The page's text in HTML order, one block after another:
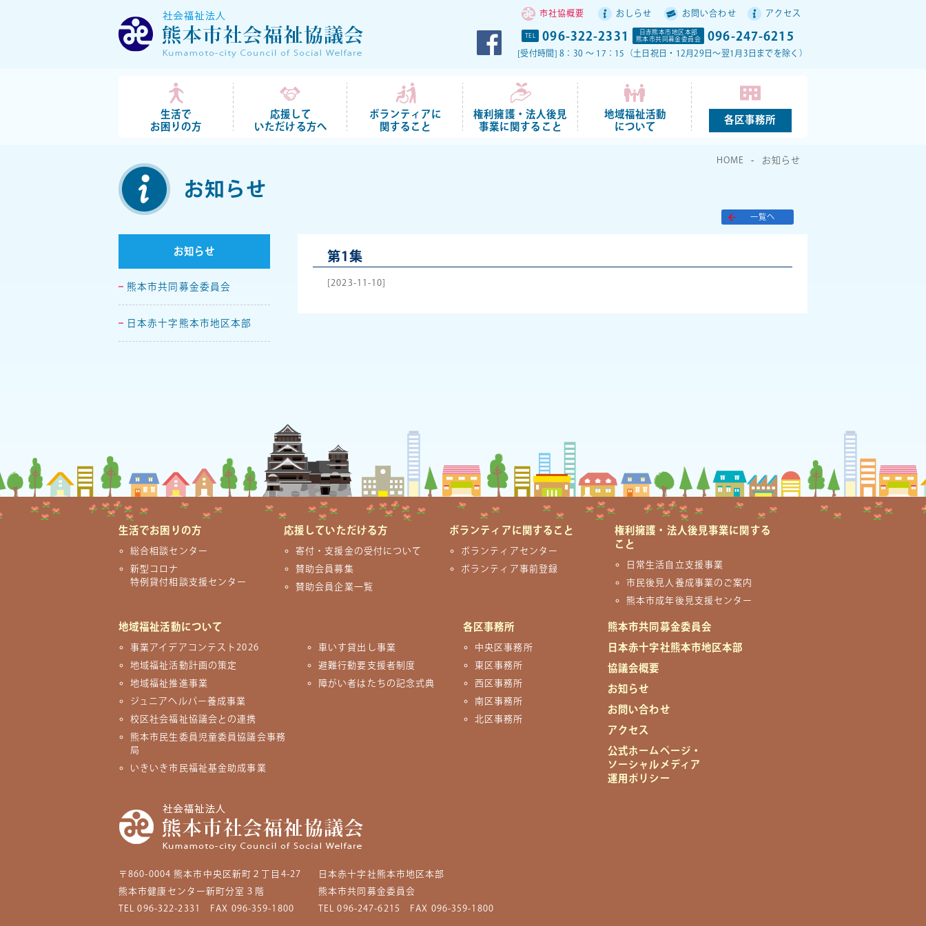
TEL 096-322-2331 日赤熊本市地区本部
熊本市共同募金委員会 096-247-6215
[受付時間] 8：30 ～ 17：15（土日祝日・12月29日～翌1月3日までを除く）
市社協概要 おしらせ お問い合わせ アクセス
生活で
お困りの方
応援して
いただける方へ
ボランティアに
関すること
権利擁護・法人後見
事業に関すること
地域福祉活動
について
各区事務所
HOME お知らせ
お知らせ
一覧へ
第1集
[2023-11-10]
お知らせ
熊本市共同募金委員会
日本赤十字熊本市地区本部
生活でお困りの方
総合相談センター
新型コロナ
特例貸付相談支援センター
応援していただける方
寄付・支援金の受付について
賛助会員募集
賛助会員企業一覧
ボランティアに関すること
ボランティアセンター
ボランティア事前登録
権利擁護・法人後見事業に関する
こと
日常生活自立支援事業
市民後見人養成事業のご案内
熊本市成年後見支援センター
地域福祉活動について
事業アイデアコンテスト2026
地域福祉活動計画の策定
地域福祉推進事業
ジュニアヘルパー養成事業
校区社会福祉協議会との連携
熊本市民生委員児童委員協議会事務
局
いきいき市民福祉基金助成事業
車いす貸出し事業
避難行動要支援者制度
障がい者はたちの記念式典
各区事務所
中央区事務所
東区事務所
西区事務所
南区事務所
北区事務所
熊本市共同募金委員会
日本赤十字社熊本市地区本部
協議会概要
お知らせ
お問い合わせ
アクセス
公式ホームページ・
ソーシャルメディア
運用ポリシー
〒860-0004熊本市中央区新町２丁目4-27
熊本市健康センター新町分室３階
TEL 096-322-2331 FAX 096-359-1800
日本赤十字社熊本市地区本部
熊本市共同募金委員会
TEL 096-247-6215 FAX 096-359-1800